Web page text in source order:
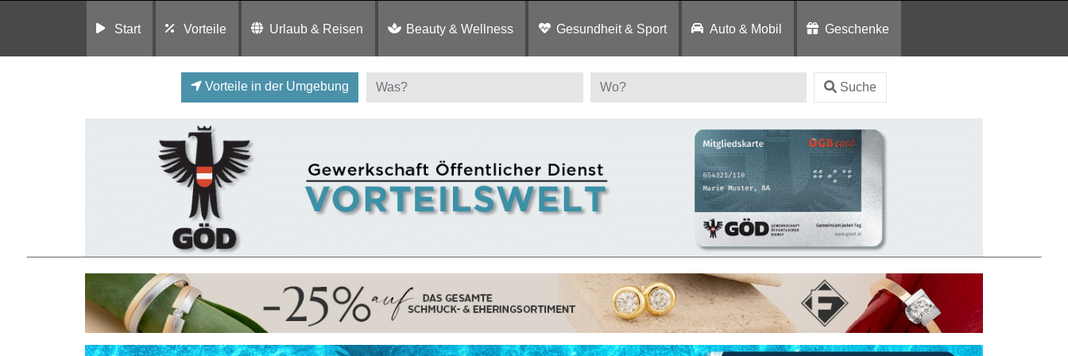
Start Vorteile Urlaub & Reisen Beauty & Wellness Gesundheit & Sport Auto & Mobil Geschenke
Vorteile in der Umgebung Suche